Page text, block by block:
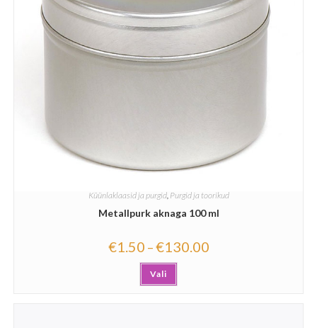
Küünlaklaasid ja purgid, Purgid ja toorikud
Metallpurk aknaga 100 ml
€1.50 –€130.00
Vali